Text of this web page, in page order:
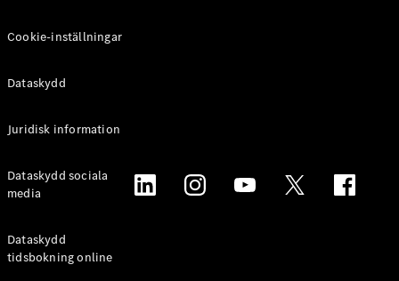
Alla
/ Camping
van
V-Klass
Horizon
Cookie-inställningar
Dataskydd
Juridisk information
Dataskydd sociala
media
Dataskydd
tidsbokning online